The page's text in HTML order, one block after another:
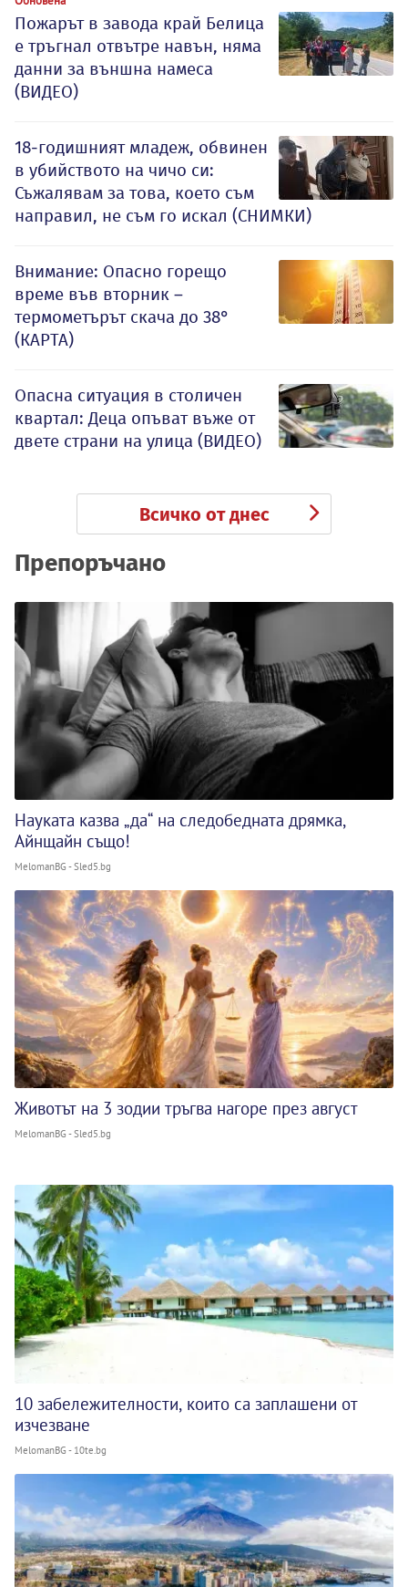
Пожарът в завода край Белица
е тръгнал отвътре навън, няма
данни за външна намеса
(ВИДЕО)
18-годишният младеж, обвинен
в убийството на чичо си:
Съжалявам за това, което съм
направил, не съм го искал (СНИМКИ)
Внимание: Опасно горещо
време във вторник –
термометърът скача до 38°
(КАРТА)
Опасна ситуация в столичен
квартал: Деца опъват въже от
двете страни на улица (ВИДЕО)
Всичко от днес
Препоръчано
Науката казва „да“ на следобедната дрямка,
Айнщайн също!
MelomanBG - Sled5.bg
Животът на 3 зодии тръгва нагоре през август
MelomanBG - Sled5.bg
10 забележителности, които са заплашени от
изчезване
MelomanBG - 10te.bg